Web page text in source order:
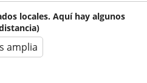
locales. Aquí hay algunos
amplia